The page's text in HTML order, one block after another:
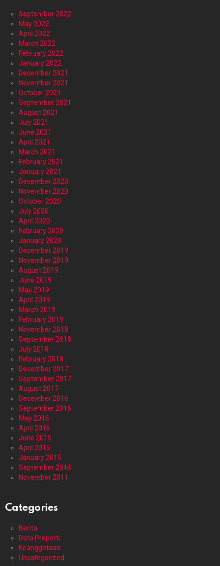
September 2022
May 2022
April 2022
March 2022
February 2022
January 2022
December 2021
November 2021
October 2021
September 2021
August 2021
July 2021
June 2021
April 2021
March 2021
February 2021
January 2021
December 2020
November 2020
October 2020
July 2020
April 2020
February 2020
January 2020
December 2019
November 2019
August 2019
June 2019
May 2019
April 2019
March 2019
February 2019
November 2018
September 2018
July 2018
February 2018
December 2017
September 2017
August 2017
December 2016
September 2016
May 2016
April 2016
June 2015
April 2015
January 2015
September 2014
November 2011
Categories
Berita
Data Properti
Keanggotaan
Uncategorized